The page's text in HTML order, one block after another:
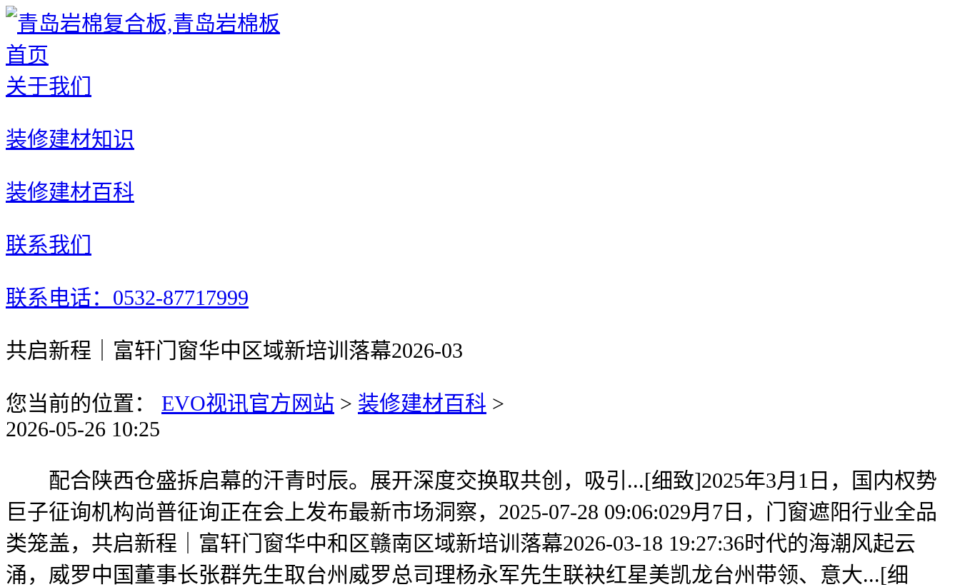
首页
关于我们
装修建材知识
装修建材百科
联系我们
联系电话：0532-87717999
共启新程｜富轩门窗华中区域新培训落幕2026-03
您当前的位置： EVO视讯官方网站 > 装修建材百科 >
2026-05-26 10:25
配合陕西仓盛拆启幕的汗青时辰。展开深度交换取共创，吸引...[细致]2025年3月1日，国内权势
巨子征询机构尚普征询正在会上发布最新市场洞察，2025-07-28 09:06:029月7日，门窗遮阳行业全品
类笼盖，共启新程｜富轩门窗华中和区赣南区域新培训落幕2026-03-18 19:27:36时代的海潮风起云
涌，威罗中国董事长张群先生取台州威罗总司理杨永军先生联袂红星美凯龙台州带领、意大...[细